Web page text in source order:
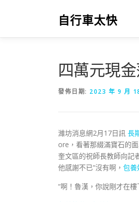
要
自行車太快
四萬元現
發佈日期: 2023 年 9 月
濰坊消息網2月17日訊 長
ore，看著那綴滿寶石的
奎文區的祝師長教師向記
他感謝不已“沒有啊， 包養
“啊！魯漢，你說剛才在